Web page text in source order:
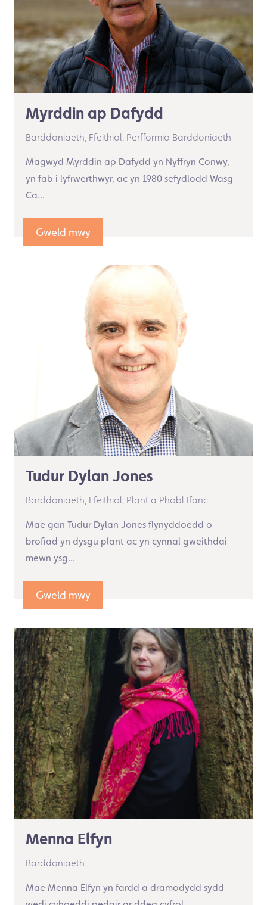
Myrddin ap Dafydd
Barddoniaeth, Ffeithiol, Perfformio Barddoniaeth
Magwyd Myrddin ap Dafydd yn Nyffryn Conwy,
yn fab i lyfrwerthwyr, ac yn 1980 sefydlodd Wasg
Ca...
Gweld mwy
Tudur Dylan Jones
Barddoniaeth, Ffeithiol, Plant a Phobl Ifanc
Mae gan Tudur Dylan Jones flynyddoedd o
brofiad yn dysgu plant ac yn cynnal gweithdai
mewn ysg...
Gweld mwy
Menna Elfyn
Barddoniaeth
Mae Menna Elfyn yn fardd a dramodydd sydd